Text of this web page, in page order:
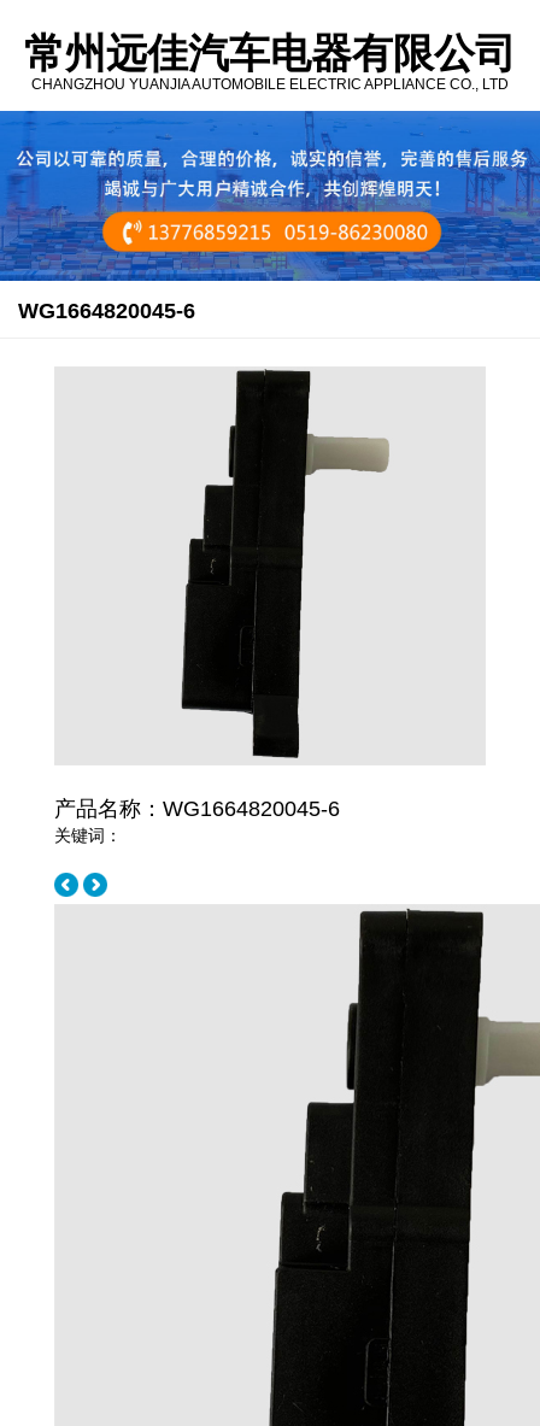
常州远佳汽车电器有限公司
CHANGZHOU YUANJIA AUTOMOBILE ELECTRIC APPLIANCE CO., LTD
WG1664820045-6
产品名称：WG1664820045-6
关键词：